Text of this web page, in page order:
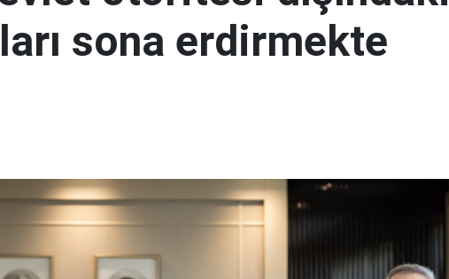
sona erdirmekte